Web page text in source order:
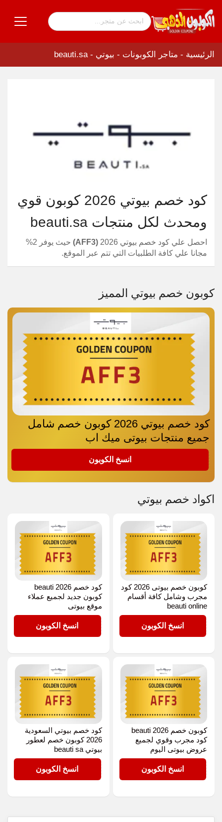
الرئيسية - متاجر الكوبونات - بيوتي - beauti.sa
كود خصم بيوتي 2026 كوبون قوي
ومحدث لكل منتجات beauti.sa
احصل علي كود خصم بيوتي 2026 (AFF3)
حيث يوفر 2%
مجانا علي كافة الطلبيات التي تتم عبر الموقع.
كوبون خصم بيوتي المميز
كود خصم بيوتي 2026 كوبون خصم شامل
جميع منتجات بيوتى ميك اب
انسخ الكوبون
اكواد خصم بيوتي
كوبون خصم بيوتى 2026 كود
مجرب وشامل كافة أقسام
beauti online
AFF3انسخ الكوبون
كود خصم beauti 2026
كوبون جديد لجميع عملاء
موقع بيوتى
AFF3انسخ الكوبون
كوبون خصم beauti 2026
كود مجرب وقوي لجميع
عروض بيوتى اليوم
AFF3انسخ الكوبون
كود خصم بيوتي السعودية
2026 كوبون خصم لعطور
بيوتي beauti sa
AFF3انسخ الكوبون